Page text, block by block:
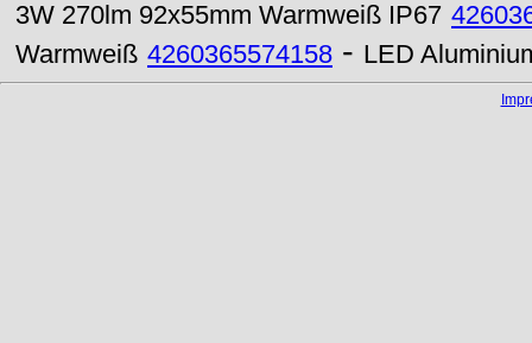
3W 270lm 92x55mm Warmweiß IP67
Warmweiß 4260365574158 - LED